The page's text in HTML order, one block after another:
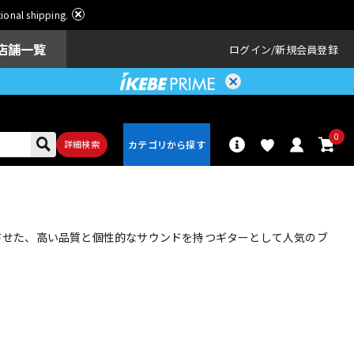
shipping.
舗一覧 ログイン 新規会員登録
詳細検索
0
ン
た、高い品質と個性的なサウンドを持つギターとして人気のブ